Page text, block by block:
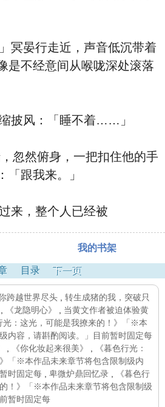
冥晏行走近，声音低沉带着
是不经意间从喉咙深处滚落
披风：「睡不着……」
忽然俯身，一把扣住他的手
「跟我来。」
来，整个人已经被
我的书架
目录 下一页
跨越世界尽头
转生成猪的我，突破只
《龙隐明心》
当黄文作者被迫体验黄
光：这光，可能是我撩来的！》「※本
内容，请斟酌阅读。」目前暂时固定每
《你化妆起来很美》
《暮色行光：
「※本作品未来章节将包含限制级内
时固定每
卑微炉鼎回忆录
《暮色行
！》「※本作品未来章节将包含限制级
暂时固定每